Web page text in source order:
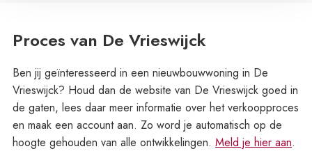
Proces van De Vrieswijck
Ben jij geïnteresseerd in een nieuwbouwwoning in De
Vrieswijck? Houd dan de website van De Vrieswijck goed in
de gaten, lees daar meer informatie over het verkoopproces
en maak een account aan. Zo word je automatisch op de
hoogte gehouden van alle ontwikkelingen. Meld je hier aan.